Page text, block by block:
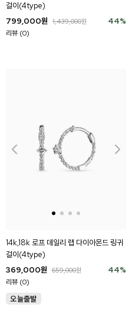
걸이(4type)
44%
799,000원 1,439,000원
리뷰 (0)
14k,18k 로프 데일리 랩 다이아몬드 링귀
걸이(4type)
44%
369,000원 659,000원
리뷰 (0)